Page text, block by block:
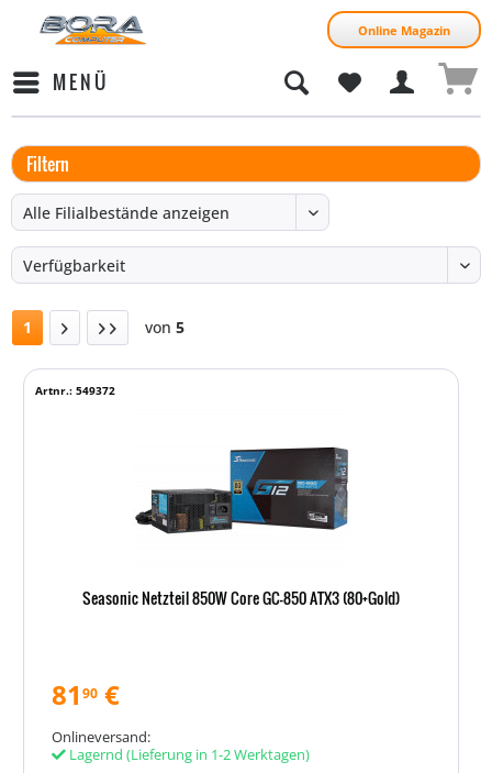
Online Magazin
MENÜ
Filtern
1 von 5
Seasonic Netzteil 850W Core GC-850 ATX3 (80+Gold)
Artnr.: 549372
8190 €
Onlineversand:
Lagernd (Lieferung in 1-2 Werktagen)